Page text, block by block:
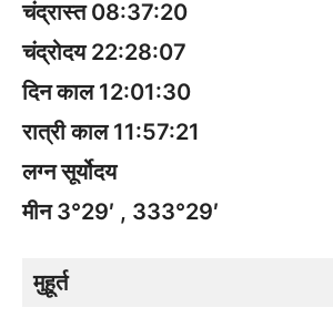
चंद्रास्त 08:37:20
चंद्रोदय 22:28:07
दिन काल 12:01:30
रात्री काल 11:57:21
लग्न सूर्योदय
मीन 3°29′ , 333°29′
मुहूर्त